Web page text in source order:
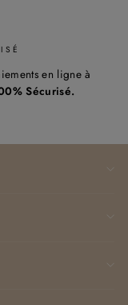
en ligne à
Sécurisé.